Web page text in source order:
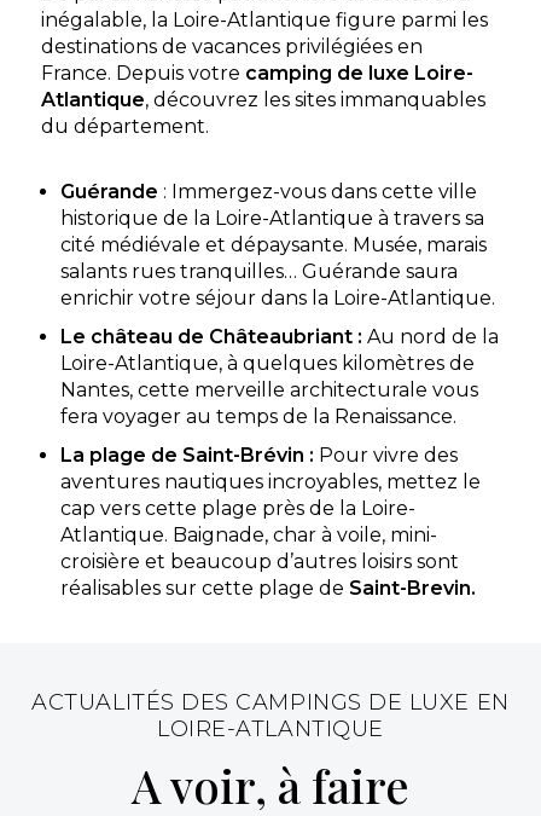
inégalable, la Loire-Atlantique figure parmi les
destinations de vacances privilégiées en
France. Depuis votre camping de luxe Loire-
Atlantique, découvrez les sites immanquables
du département.
Guérande : Immergez-vous dans cette ville
historique de la Loire-Atlantique à travers sa
cité médiévale et dépaysante. Musée, marais
salants rues tranquilles… Guérande saura
enrichir votre séjour dans la Loire-Atlantique.
Le château de Châteaubriant : Au nord de la
Loire-Atlantique, à quelques kilomètres de
Nantes, cette merveille architecturale vous
fera voyager au temps de la Renaissance.
La plage de Saint-Brévin : Pour vivre des
aventures nautiques incroyables, mettez le
cap vers cette plage près de la Loire-
Atlantique. Baignade, char à voile, mini-
croisière et beaucoup d’autres loisirs sont
réalisables sur cette plage de Saint-Brevin.
Aucune information tarifaire disponible
Découvrir
Nantes Camping
Vivez une expérience inoubliable au cœur de la Cité
des ducs de Bretagne ! Situé dans un cadre naturel
exceptionnel de 7 hectares de verdure, à 2...
Voir le site
★ 3.9/5 (115 avis)
Aucune information tarifaire disponible
Découvrir
belle plage d'Europe. Espace nautique avec
Voir le site
ACTUALITÉS DES CAMPINGS DE LUXE EN
LOIRE-ATLANTIQUE
A voir, à faire